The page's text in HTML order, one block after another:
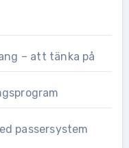
– att tänka på
passersystem